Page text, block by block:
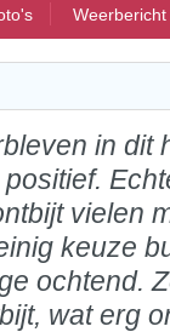
Weerbericht
in dit
vielen
keuze
ochtend.
wat erg